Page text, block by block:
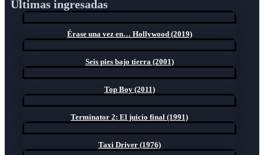
Últimas ingresadas
Érase una vez en… Hollywood (2019)
Seis pies bajo tierra (2001)
Top Boy (2011)
Terminator 2: El juicio final (1991)
Taxi Driver (1976)